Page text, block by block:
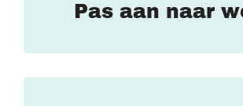
Pas aan naar